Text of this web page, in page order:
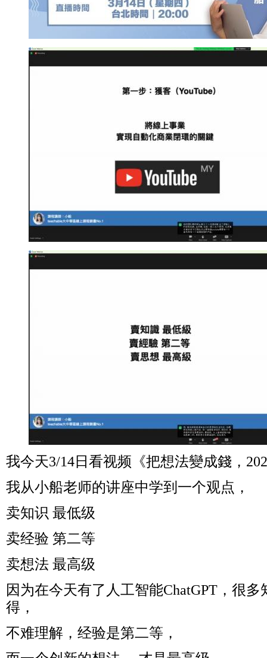
我今天3/14日看视频《把想法變成錢，
我从小船老师的讲座中学到一个观点，
卖知识 最低级
卖经验 第二等
卖想法 最高级
因为在今天有了人工智能ChatGPT ，很
得，
不难理解，经验是第二等，